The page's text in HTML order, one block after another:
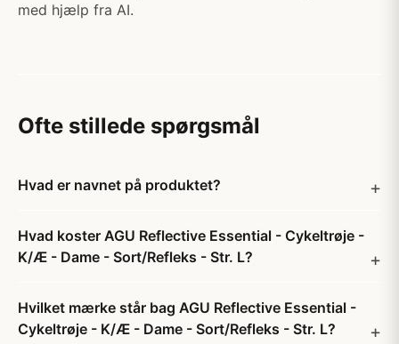
med hjælp fra AI.
Ofte stillede spørgsmål
Hvad er navnet på produktet?
Hvad koster AGU Reflective Essential - Cykeltrøje -
K/Æ - Dame - Sort/Refleks - Str. L?
Hvilket mærke står bag AGU Reflective Essential -
Cykeltrøje - K/Æ - Dame - Sort/Refleks - Str. L?